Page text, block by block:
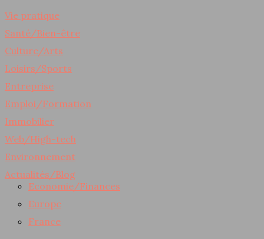
Vie pratique
Santé/Bien-être
Culture/Arts
Loisirs/Sports
Entreprise
Emploi/Formation
Immobilier
Web/High-tech
Environnement
Actualités/Blog
Economie/Finances
Europe
France